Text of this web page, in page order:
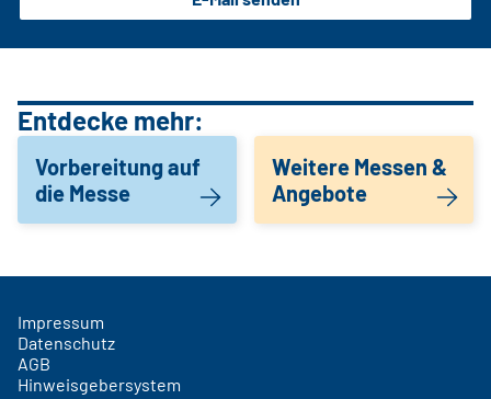
Entdecke mehr:
Vorbereitung auf
die Messe
Weitere Messen &
Angebote
Impressum
Datenschutz
AGB
Hinweisgebersystem